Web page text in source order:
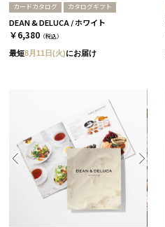
カードカタログ カタログギフト
DEAN & DELUCA / ホワイト
￥6,380 （税込）
最短8月11日(火)にお届け